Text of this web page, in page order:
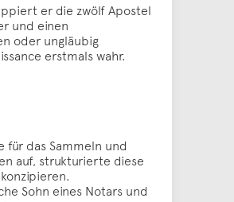
er die zwölf Apostel
und einen
oder ungläubig
erstmals wahr.
für das Sammeln und
auf, strukturierte diese
Sohn eines Notars und